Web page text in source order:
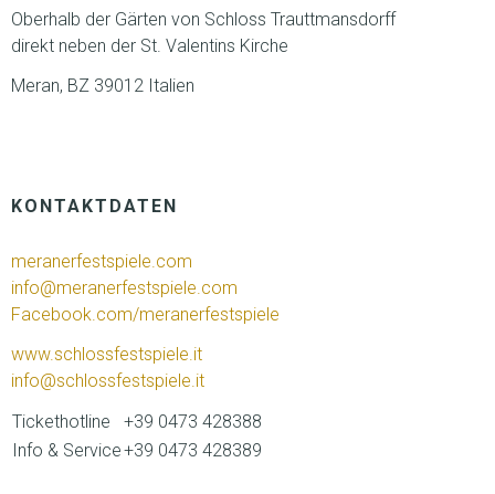
Oberhalb der Gärten von Schloss Trauttmansdorff
direkt neben der St. Valentins Kirche
Meran, BZ 39012 Italien
KONTAKTDATEN
meranerfestspiele.com
info@meranerfestspiele.com
Facebook.com/meranerfestspiele
www.schlossfestspiele.it
info@schlossfestspiele.it
Tickethotline
+39 0473 428388
Info & Service+39 0473 428389